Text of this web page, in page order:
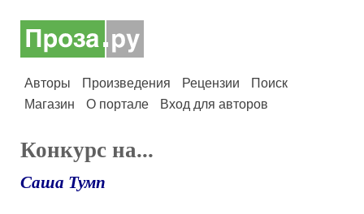
Авторы Произведения Рецензии
Поиск
Магазин
О портале Вход для авторов
Конкурс на...
Саша Тумп